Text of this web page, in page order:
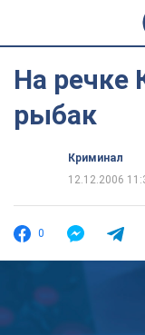
На речке
рыбак
Криминал
12.12.2006
0